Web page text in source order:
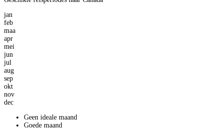
jan
feb
maa
apr
mei
jun
jul
aug
sep
okt
nov
dec
Geen ideale maand
Goede maand